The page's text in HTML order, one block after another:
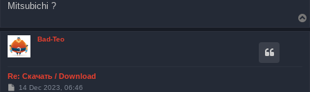
Mitsubichi ?
Bad-Teo
Re: Скачать / Download
P14 Dec 2023, 06:46